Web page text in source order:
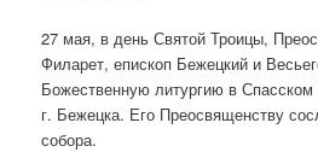
27 мая, в день Святой Троицы,
Филарет, епископ Бежецкий и
Божественную литургию в
г. Бежецка. Его Преосвященству
собора.